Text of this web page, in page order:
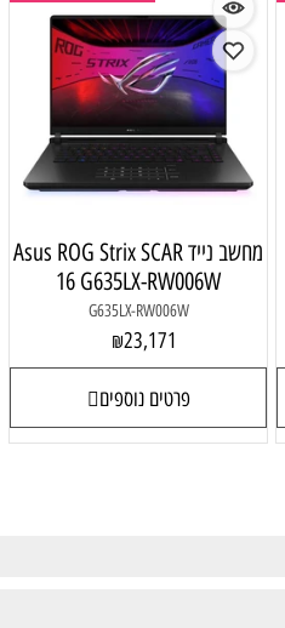
מחשב נייד Asus ROG Strix SCAR
16 G635LX-RW006W
G635LX-RW006W
₪23,171
פרטים נוספים